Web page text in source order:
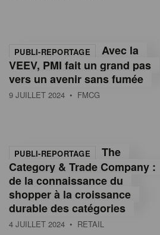
PUBLI-REPORTAGE
Avec la
VEEV, PMI fait un grand pas
vers un avenir sans fumée
9 JUILLET 2024 • FMCG
PUBLI-REPORTAGE
The
Category & Trade Company :
de la connaissance du
shopper à la croissance
durable des catégories
4 JUILLET 2024 • RETAIL